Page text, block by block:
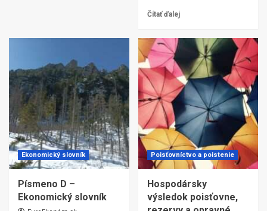
Čítať ďalej
Ekonomický slovník
Písmeno D –
Ekonomický slovník
Poisťovníctvo a poistenie
Hospodársky
výsledok poisťovne,